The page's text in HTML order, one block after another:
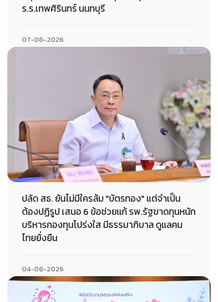
ร.ร.เทพศิรินทร์ นนทบุรี
07-08-2026
ปลัด สธ. ยันไม่มีใครล้ม "บัตรทอง" แต่จำเป็น
ต้องปฏิรูป เสนอ 6 ข้อช่วยแก้ รพ.รัฐขาดทุนหนัก
บริหารกองทุนโปร่งใส มีธรรมาภิบาล ดูแลคน
ไทยยั่งยืน
04-08-2026